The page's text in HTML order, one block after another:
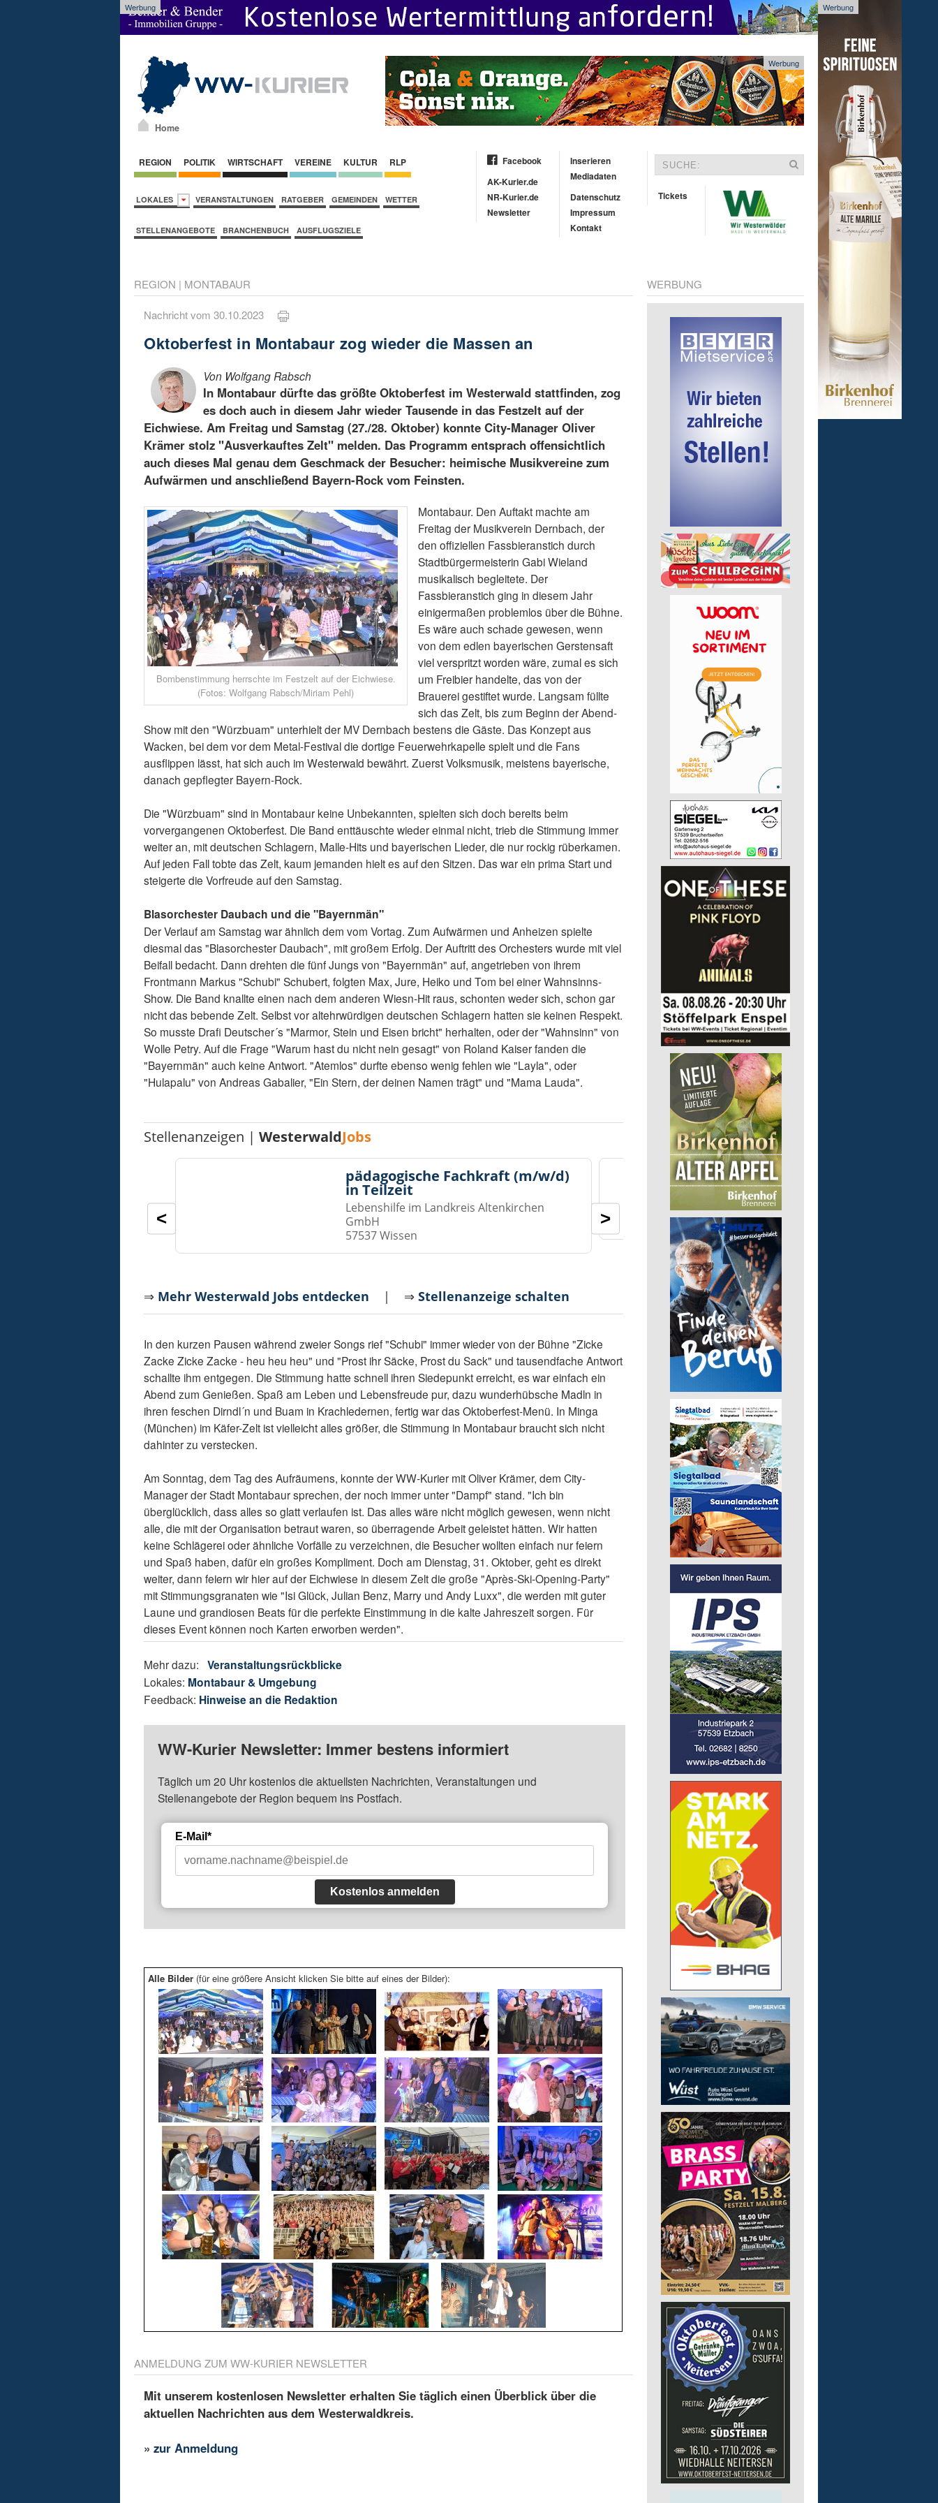
Werbung Werbung
Home
Werbung
REGION POLITIK WIRTSCHAFT VEREINE KULTUR RLP
LOKALES VERANSTALTUNGEN RATGEBER GEMEINDEN WETTER
STELLENANGEBOTE BRANCHENBUCH AUSFLUGSZIELE
Facebook
AK-Kurier.de
NR-Kurier.de
Newsletter
Inserieren
Mediadaten
Datenschutz
Impressum
Kontakt
Tickets
REGION | MONTABAUR
Nachricht vom 30.10.2023
Oktoberfest in Montabaur zog wieder die Massen an
Von Wolfgang Rabsch
In Montabaur dürfte das größte Oktoberfest im Westerwald stattfinden, zog
es doch auch in diesem Jahr wieder Tausende in das Festzelt auf der
Eichwiese. Am Freitag und Samstag (27./28. Oktober) konnte City-Manager Oliver
Krämer stolz "Ausverkauftes Zelt" melden. Das Programm entsprach offensichtlich
auch dieses Mal genau dem Geschmack der Besucher: heimische Musikvereine zum
Aufwärmen und anschließend Bayern-Rock vom Feinsten.
Bombenstimmung herrschte im Festzelt auf der Eichwiese.
(Fotos: Wolfgang Rabsch/Miriam Pehl)
Montabaur. Den Auftakt machte am
Freitag der Musikverein Dernbach, der
den offiziellen Fassbieranstich durch
Stadtbürgermeisterin Gabi Wieland
musikalisch begleitete. Der
Fassbieranstich ging in diesem Jahr
einigermaßen problemlos über die Bühne.
Es wäre auch schade gewesen, wenn
von dem edlen bayerischen Gerstensaft
viel verspritzt worden wäre, zumal es sich
um Freibier handelte, das von der
Brauerei gestiftet wurde. Langsam füllte
sich das Zelt, bis zum Beginn der Abend-
Show mit den "Würzbuam" unterhielt der MV Dernbach bestens die Gäste. Das Konzept aus
Wacken, bei dem vor dem Metal-Festival die dortige Feuerwehrkapelle spielt und die Fans
ausflippen lässt, hat sich auch im Westerwald bewährt. Zuerst Volksmusik, meistens bayerische,
danach gepflegter Bayern-Rock.
Die "Würzbuam" sind in Montabaur keine Unbekannten, spielten sich doch bereits beim
vorvergangenen Oktoberfest. Die Band enttäuschte wieder einmal nicht, trieb die Stimmung immer
weiter an, mit deutschen Schlagern, Malle-Hits und bayerischen Lieder, die nur rockig rüberkamen.
Auf jeden Fall tobte das Zelt, kaum jemanden hielt es auf den Sitzen. Das war ein prima Start und
steigerte die Vorfreude auf den Samstag.
Blasorchester Daubach und die "Bayernmän"
Der Verlauf am Samstag war ähnlich dem vom Vortag. Zum Aufwärmen und Anheizen spielte
diesmal das "Blasorchester Daubach", mit großem Erfolg. Der Auftritt des Orchesters wurde mit viel
Beifall bedacht. Dann drehten die fünf Jungs von "Bayernmän" auf, angetrieben von ihrem
Frontmann Markus "Schubi" Schubert, folgten Max, Jure, Heiko und Tom bei einer Wahnsinns-
Show. Die Band knallte einen nach dem anderen Wiesn-Hit raus, schonten weder sich, schon gar
nicht das bebende Zelt. Selbst vor altehrwürdigen deutschen Schlagern hatten sie keinen Respekt.
So musste Drafi Deutscher´s "Marmor, Stein und Eisen bricht" herhalten, oder der "Wahnsinn" von
Wolle Petry. Auf die Frage "Warum hast du nicht nein gesagt" von Roland Kaiser fanden die
"Bayernmän" auch keine Antwort. "Atemlos" durfte ebenso wenig fehlen wie "Layla", oder
"Hulapalu" von Andreas Gabalier, "Ein Stern, der deinen Namen trägt" und "Mama Lauda".
Stellenanzeigen |WesterwaldJobs
pädagogische Fachkraft (m/w/d)
in Teilzeit
Lebenshilfe im Landkreis Altenkirchen
GmbH
57537 Wissen
Arbeitstrainer/-in (m/
Lebenshilfe im Landkreis
GmbH
57610 Altenkirchen
< >
⇒ Mehr Westerwald Jobs entdecken | ⇒Stellenanzeige schalten
In den kurzen Pausen während zweier Songs rief "Schubi" immer wieder von der Bühne "Zicke
Zacke Zicke Zacke - heu heu heu" und "Prost ihr Säcke, Prost du Sack" und tausendfache Antwort
schallte ihm entgegen. Die Stimmung hatte schnell ihren Siedepunkt erreicht, es war einfach ein
Abend zum Genießen. Spaß am Leben und Lebensfreude pur, dazu wunderhübsche Madln in
ihren feschen Dirndl´n und Buam in Krachledernen, fertig war das Oktoberfest-Menü. In Minga
(München) im Käfer-Zelt ist vielleicht alles größer, die Stimmung in Montabaur braucht sich nicht
dahinter zu verstecken.
Am Sonntag, dem Tag des Aufräumens, konnte der WW-Kurier mit Oliver Krämer, dem City-
Manager der Stadt Montabaur sprechen, der noch immer unter "Dampf" stand. "Ich bin
überglücklich, dass alles so glatt verlaufen ist. Das alles wäre nicht möglich gewesen, wenn nicht
alle, die mit der Organisation betraut waren, so überragende Arbeit geleistet hätten. Wir hatten
keine Schlägerei oder ähnliche Vorfälle zu verzeichnen, die Besucher wollten einfach nur feiern
und Spaß haben, dafür ein großes Kompliment. Doch am Dienstag, 31. Oktober, geht es direkt
weiter, dann feiern wir hier auf der Eichwiese in diesem Zelt die große "Après-Ski-Opening-Party"
mit Stimmungsgranaten wie "Isi Glück, Julian Benz, Marry und Andy Luxx", die werden mit guter
Laune und grandiosen Beats für die perfekte Einstimmung in die kalte Jahreszeit sorgen. Für
dieses Event können noch Karten erworben werden".
Mehr dazu:Veranstaltungsrückblicke
Lokales: Montabaur & Umgebung
Feedback: Hinweise an die Redaktion
WW-Kurier Newsletter: Immer bestens informiert
Täglich um 20 Uhr kostenlos die aktuellsten Nachrichten, Veranstaltungen und
Stellenangebote der Region bequem ins Postfach.
E-Mail*
Kostenlos anmelden
Alle Bilder (für eine größere Ansicht klicken Sie bitte auf eines der Bilder):
ANMELDUNG ZUM WW-KURIER NEWSLETTER
Mit unserem kostenlosen Newsletter erhalten Sie täglich einen Überblick über die
aktuellen Nachrichten aus dem Westerwaldkreis.
»zur Anmeldung
WERBUNG